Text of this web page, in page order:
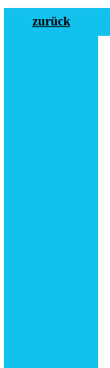
zurück